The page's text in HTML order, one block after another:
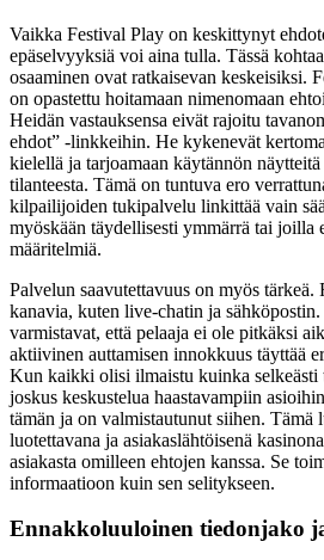
Vaikka Festival Play on keskittynyt
epäselvyyksiä voi aina tulla. Tässä
osaaminen ovat ratkaisevan keskeisiksi.
on opastettu hoitamaan nimenomaan
Heidän vastauksensa eivät rajoitu
ehdot” -linkkeihin. He kykenevät
kielellä ja tarjoamaan käytännön näytteitä
tilanteesta. Tämä on tuntuva ero
kilpailijoiden tukipalvelu linkittää vain
myöskään täydellisesti ymmärrä tai joilla
määritelmiä.
Palvelun saavutettavuus on myös tärkeä.
kanavia, kuten live-chatin ja
varmistavat, että pelaaja ei ole pitkäksi
aktiivinen auttamisen innokkuus täyttää
Kun kaikki olisi ilmaistu kuinka selkeästi
joskus keskustelua haastavampiin
tämän ja on valmistautunut siihen. Tämä
luotettavana ja asiakaslähtöisenä
asiakasta omilleen ehtojen kanssa. Se
informaatioon kuin sen selitykseen.
Ennakkoluuloinen tiedonjako